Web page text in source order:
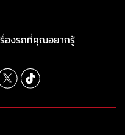
องรถที่คุณอยากรู้